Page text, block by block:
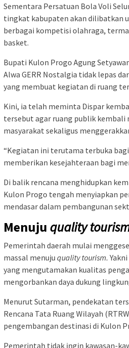
Sementara Persatuan Bola Voli
tingkat kabupaten akan dilibatkan
berbagai kompetisi olahraga,
basket.
Bupati Kulon Progo Agung
Alwa GERR Nostalgia tidak lepas
yang membuat kegiatan di ruang
Kini, ia telah meminta Dispar
tersebut agar ruang publik
masyarakat sekaligus
“Kegiatan ini terutama terbuka bagi
memberikan kesejahteraan bagi
Di balik rencana menghidupkan
Kulon Progo tengah menyiapkan
mendasar dalam pembangunan
Menuju quality
Pemerintah daerah mulai
massal menuju quality tourism.
yang mengutamakan kualitas
mengorbankan daya dukung
Menurut Sutarman, pendekatan
Rencana Tata Ruang Wilayah
pengembangan destinasi di Kulon
Pemerintah tidak ingin kawasan-